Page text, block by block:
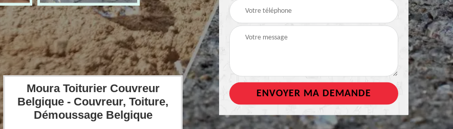
Moura Toiturier Couvreur
Belgique - Couvreur, Toiture,
Démoussage Belgique